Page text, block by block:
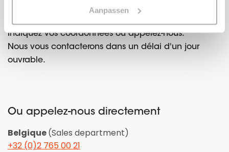
Aanpassen
Cet outil vous intéresse ?
Indiquez vos coordonnées ou appelez-nous.
Nous vous contacterons dans un délai d'un jour
ouvrable.
Ou appelez-nous directement
Belgique(Sales department)
+32 (0)2 765 00 21